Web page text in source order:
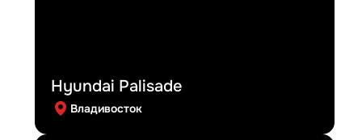
Hyundai Palisade
Владивосток